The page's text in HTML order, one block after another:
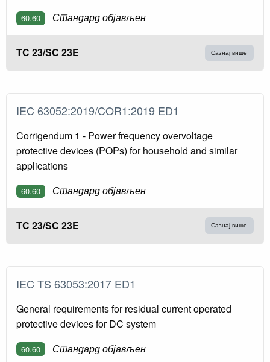
60.60 Стандард објављен
TC 23/SC 23E Сазнај више
IEC 63052:2019/COR1:2019 ED1
Corrigendum 1 - Power frequency overvoltage
protective devices (POPs) for household and similar
applications
60.60 Стандард објављен
TC 23/SC 23E Сазнај више
IEC TS 63053:2017 ED1
General requirements for residual current operated
protective devices for DC system
60.60 Стандард објављен